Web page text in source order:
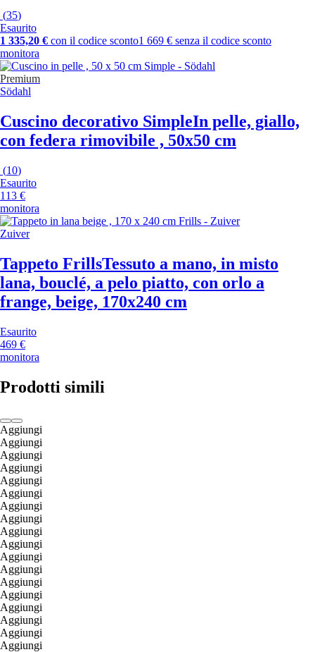
(35)
Esaurito
1 335,20 € con il codice sconto1 669 € senza il codice sconto
monitora
Premium
Södahl
Cuscino decorativo SimpleIn pelle, giallo,
con federa rimovibile , 50x50 cm
(10)
Esaurito
113 €
monitora
Zuiver
Tappeto FrillsTessuto a mano, in misto
lana, bouclé, a pelo piatto, con orlo a
frange, beige, 170x240 cm
Esaurito
469 €
monitora
Prodotti simili
Aggiungi
Aggiungi
Aggiungi
Aggiungi
Aggiungi
Aggiungi
Aggiungi
Aggiungi
Aggiungi
Aggiungi
Aggiungi
Aggiungi
Aggiungi
Aggiungi
Aggiungi
Aggiungi
Aggiungi
Aggiungi